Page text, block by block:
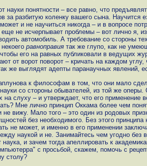
науки понятности – все равно, что
за разбитую коленку вашего сына. Научится
и не научиться никогда – и в вопросе
еще не исчерпывает проблемы – вот лично я,
автомобиль. А требование со стороны
равноправия так же глупо, как не
его на равных публиковали в ведущих
от ворот поворот – кричать на каждом углу,
же выглядят адепты паранаучных явлений,
к философам в том, что они мало
со стороны обывателей, из той же
на слуху – и утверждает, что его применение
Мне лично принцип Оккама более чем
не вижу. Мало того – это один из родовых
без необходимого. Без этого принципа
не может, и именно в его применении
наукой и не. Занимайтесь чем угодно без
наука, и зачем тогда апеллировать к
с просьбой, скажем, помочь с
столу?